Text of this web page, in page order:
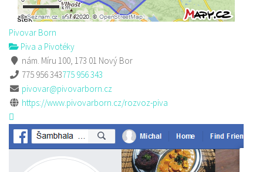
Pivovar Born
Piva a Pivotéky
nám. Míru 100, 173 01 Nový Bor
775 956 343775 956 343
pivovar@pivovarborn.cz
https://www.pivovarborn.cz/rozvoz-piva